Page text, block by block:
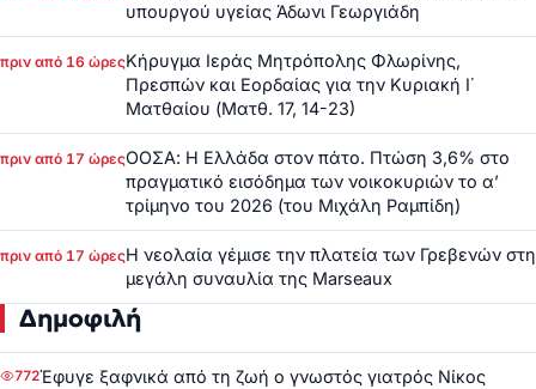
υπουργού υγείας Άδωνι Γεωργιάδη
πριν από 16 ώρεςΚήρυγμα Ιεράς Μητρόπολης Φλωρίνης,
Πρεσπών και Εορδαίας για την Κυριακή Ι΄
Ματθαίου (Ματθ. 17, 14-23)
πριν από 17 ώρεςΟΟΣΑ: Η Ελλάδα στον πάτο. Πτώση 3,6% στο
πραγματικό εισόδημα των νοικοκυριών το α’
τρίμηνο του 2026 (του Μιχάλη Ραμπίδη)
πριν από 17 ώρεςΗ νεολαία γέμισε την πλατεία των Γρεβενών στη
μεγάλη συναυλία της Marseaux
Δημοφιλή
772Έφυγε ξαφνικά από τη ζωή ο γνωστός γιατρός Νίκος